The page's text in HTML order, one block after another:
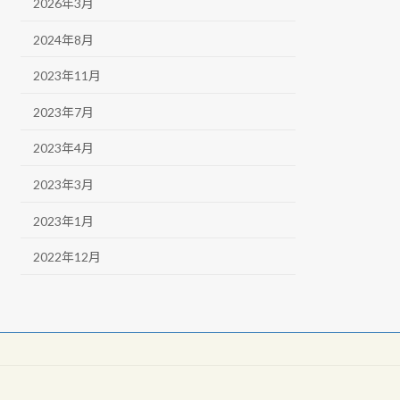
2026年3月
2024年8月
2023年11月
2023年7月
2023年4月
2023年3月
2023年1月
2022年12月